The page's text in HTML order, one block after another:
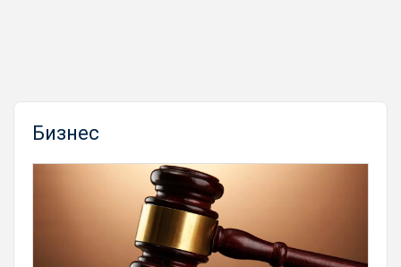
Бизнес